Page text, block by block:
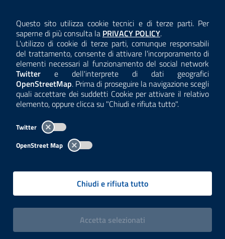
Questo sito utilizza cookie tecnici e di terze parti. Per
saperne di più consulta la Consulta la
PRIVACY POLICY.
L'utilizzo di cookie di terze parti, comunque responsabili
del trattamento, consente di attivare l'incorporamento di
elementi necessari al funzionamento del social network
Twitter e dell'interprete di dati geografici
OpenStreetMap. Prima di proseguire la navigazione scegli
quali accettare dei suddetti Cookie per attivare il relativo
elemento, oppure clicca su "Chiudi e rifiuta tutto".
Twitter
OpenStreet Map
Chiudi e rifiuta tutto
Accettai cookies
selezionati
ANTICORRUZIONE
ACCESSIBILITÀ
COOKIE E PRIVACY
TEMI A-Z
Per l'utilizzo del logo e dei dati fare riferimento al regolamento
consultabile aquesta pagina
P.IVA: 13015060158 | CUU-PA: UFCPQZ